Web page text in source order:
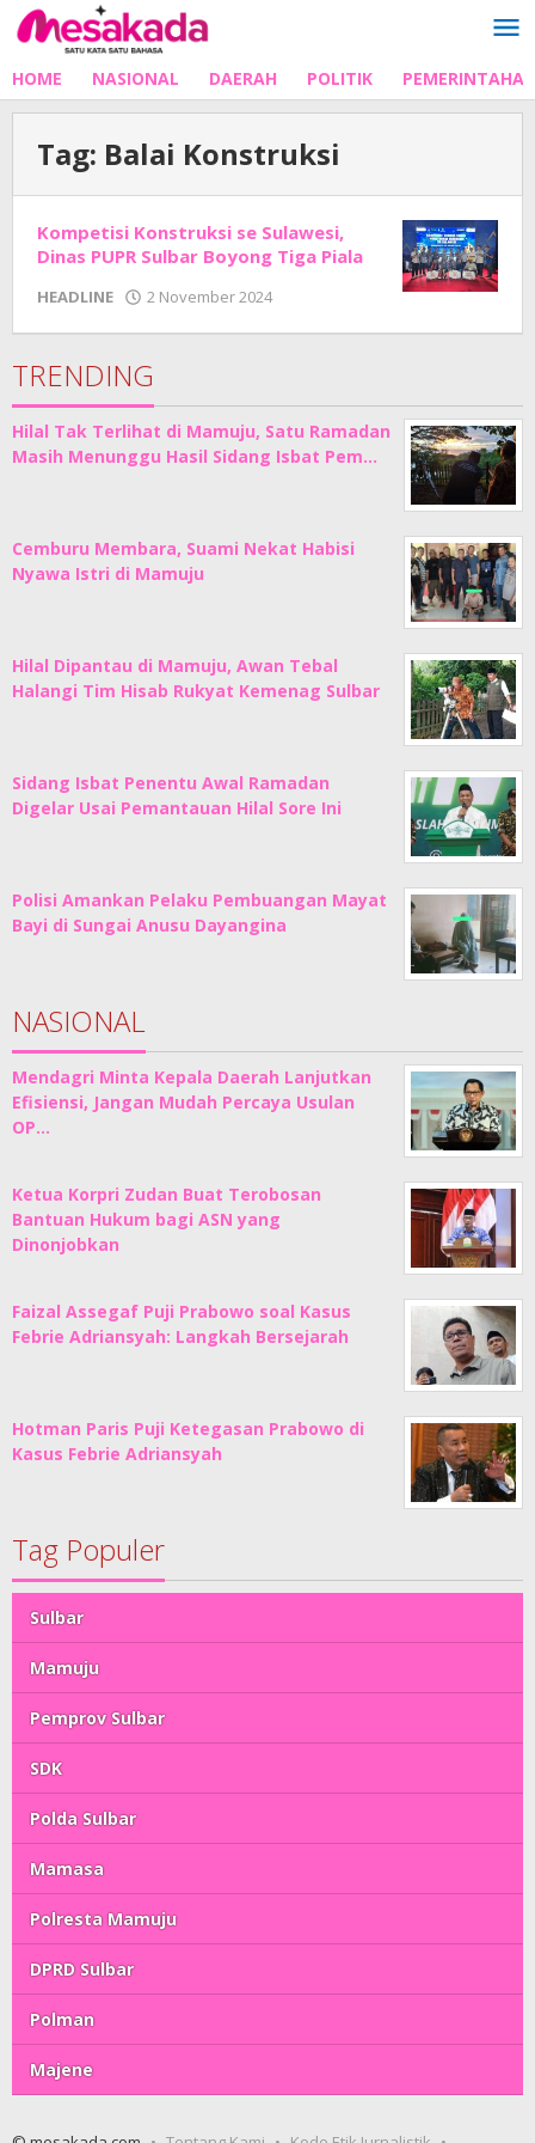
Lewati
ke
HOME NASIONAL DAERAH POLITIK
Tag: Balai Konstruksi
Kompetisi Konstruksi se Sulawesi,
Dinas PUPR Sulbar Boyong Tiga Piala
HEADLINE 2 November 2024
Junaedi
TRENDING
Hilal Tak Terlihat di Mamuju, Satu Ramadan
Masih Menunggu Hasil Sidang Isbat Pem…
Cemburu Membara, Suami Nekat Habisi
Nyawa Istri di Mamuju
Hilal Dipantau di Mamuju, Awan Tebal
Halangi Tim Hisab Rukyat Kemenag Sulbar
Sidang Isbat Penentu Awal Ramadan
Digelar Usai Pemantauan Hilal Sore Ini
Polisi Amankan Pelaku Pembuangan Mayat
Bayi di Sungai Anusu Dayangina
NASIONAL
Mendagri Minta Kepala Daerah Lanjutkan
Efisiensi, Jangan Mudah Percaya Usulan
OP…
Ketua Korpri Zudan Buat Terobosan
Bantuan Hukum bagi ASN yang
Dinonjobkan
Faizal Assegaf Puji Prabowo soal Kasus
Febrie Adriansyah: Langkah Bersejarah
Hotman Paris Puji Ketegasan Prabowo di
Kasus Febrie Adriansyah
Tag Populer
Sulbar
Mamuju
Pemprov Sulbar
SDK
Polda Sulbar
Mamasa
Polresta Mamuju
DPRD Sulbar
Polman
Majene